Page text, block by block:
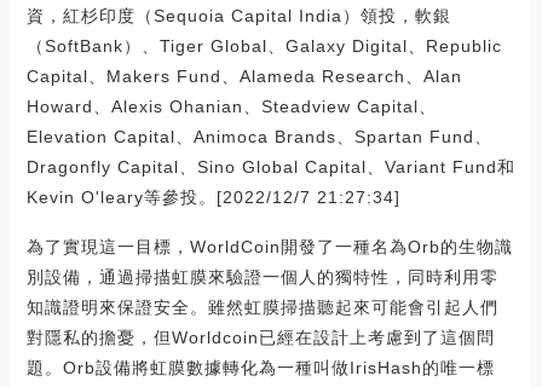
資，紅杉印度（Sequoia Capital India）領投，軟銀
（SoftBank）、Tiger Global、Galaxy Digital、Republic
Capital、Makers Fund、Alameda Research、Alan
Howard、Alexis Ohanian、Steadview Capital、
Elevation Capital、Animoca Brands、Spartan Fund、
Dragonfly Capital、Sino Global Capital、Variant Fund和
Kevin O'leary等參投。[2022/12/7 21:27:34]
為了實現這一目標，WorldCoin開發了一種名為Orb的生物識
別設備，通過掃描虹膜來驗證一個人的獨特性，同時利用零
知識證明來保證安全。雖然虹膜掃描聽起來可能會引起人們
對隱私的擔憂，但Worldcoin已經在設計上考慮到了這個問
題。Orb設備將虹膜數據轉化為一種叫做IrisHash的唯一標